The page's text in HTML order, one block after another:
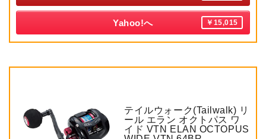
Yahoo!へ ￥15,015
テイルウォーク(Tailwalk) リ
ール エラン オクトパス ワ
イド VTN ELAN OCTOPUS